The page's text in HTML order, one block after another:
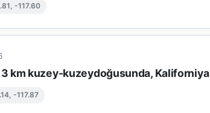
-117.60
km kuzey-kuzeydoğusunda, Kaliforniya
-117.87